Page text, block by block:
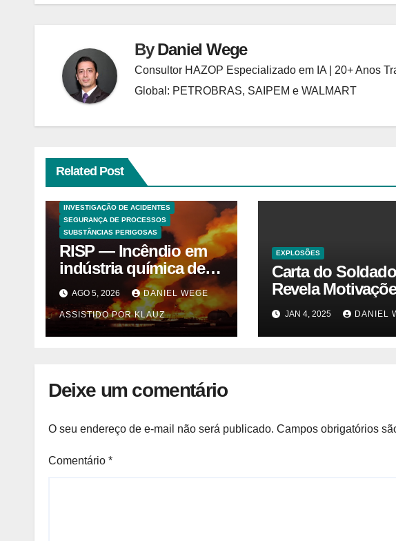
ByDaniel Wege
Consultor HAZOP Especializado em IA | 20+ Anos
Global: PETROBRAS, SAIPEM e WALMART
Related Post
EXPLOSÕES
INVESTIGAÇÃO DE ACIDENTES
SEGURANÇA DE PROCESSOS
SUBSTÂNCIAS PERIGOSAS
RISP — Incêndio em
indústria química de
solventes em
Itaquaquecetuba/SP
(UNIQUIMA/Quema)
AGO 5, 2026 DANIEL WEGE
ASSISTIDO POR KLAUZ
EXPLOSÕES
Carta do Soldado
Revela
Trás da
Cybertruck em Las
Vegas – Gazeta
JAN 4, 2025 DANIEL
Deixe um comentário
O seu endereço de e-mail não será publicado. Campos obrigatórios
Comentário *